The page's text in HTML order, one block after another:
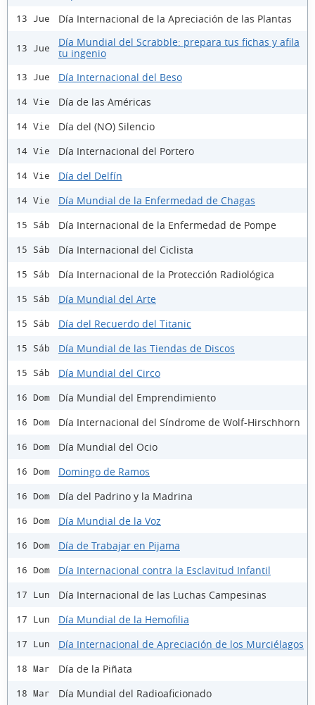
13 Jue Día Internacional de la Apreciación de las Plantas
13 Jue
Día Mundial del Scrabble: prepara tus fichas y afila
tu ingenio
13 Jue Día Internacional del Beso
14 Vie Día de las Américas
14 Vie Día del (NO) Silencio
14 Vie Día Internacional del Portero
14 Vie Día del Delfín
14 Vie Día Mundial de la Enfermedad de Chagas
15 Sáb Día Internacional de la Enfermedad de Pompe
15 Sáb Día Internacional del Ciclista
15 Sáb Día Internacional de la Protección Radiológica
15 Sáb Día Mundial del Arte
15 Sáb Día del Recuerdo del Titanic
15 Sáb Día Mundial de las Tiendas de Discos
15 Sáb Día Mundial del Circo
16 Dom Día Mundial del Emprendimiento
16 Dom Día Internacional del Síndrome de Wolf-Hirschhorn
16 Dom Día Mundial del Ocio
16 Dom Domingo de Ramos
16 Dom Día del Padrino y la Madrina
16 Dom Día Mundial de la Voz
16 Dom Día de Trabajar en Pijama
16 Dom Día Internacional contra la Esclavitud Infantil
17 Lun Día Internacional de las Luchas Campesinas
17 Lun Día Mundial de la Hemofilia
17 Lun Día Internacional de Apreciación de los Murciélagos
18 Mar Día de la Piñata
18 Mar Día Mundial del Radioaficionado